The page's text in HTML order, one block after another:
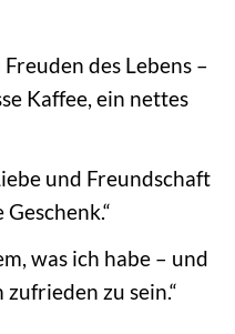
des Lebens –
Kaffee, ein nettes
und Freundschaft
was ich habe – und
zu sein.“